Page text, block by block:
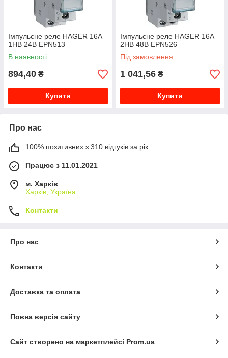
Імпульсне реле HAGER 16А
1НВ 24В EPN513
В наявності
894,40 ₴
Купити
Імпульсне реле HAGER 16А
2НВ 48В EPN526
Під замовлення
1 041,56 ₴
Купити
Про нас
100% позитивних з 310 відгуків за рік
Працює з 11.01.2021
м. Харків
Харків, Україна
Контакти
Про нас
Контакти
Доставка та оплата
Повна версія сайту
Сайт створено на маркетплейсі Prom.ua